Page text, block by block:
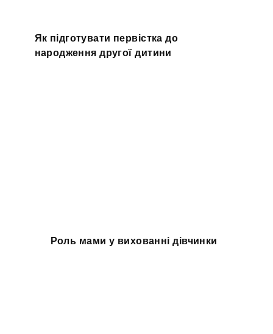
Як підготувати первістка до
народження другої дитини
Роль мами у вихованні дівчинки